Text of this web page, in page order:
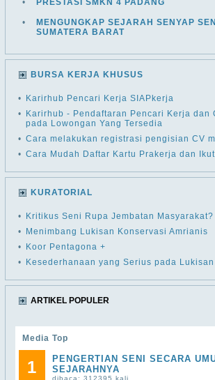
• PRESTASI SMKN 4 PADANG
•
MENGUNGKAP SEJARAH SENYAP
SUMATERA BARAT
BURSA KERJA KHUSUS
•
Karirhub Pencari Kerja SIAPkerja
•
Karirhub - Pendaftaran Pencari Kerja dan
pada Lowongan Yang Tersedia
• Cara melakukan registrasi pengisian CV
• Cara Mudah Daftar Kartu Prakerja dan
KURATORIAL
•
Kritikus Seni Rupa Jembatan Masyarakat?
•
Menimbang Lukisan Konservasi Amrianis
•
Koor Pentagona +
•
Kesederhanaan yang Serius pada
ARTIKEL POPULER
Media Top
1
PENGERTIAN SENI SECARA
SEJARAHNYA
dibaca: 312395 kali